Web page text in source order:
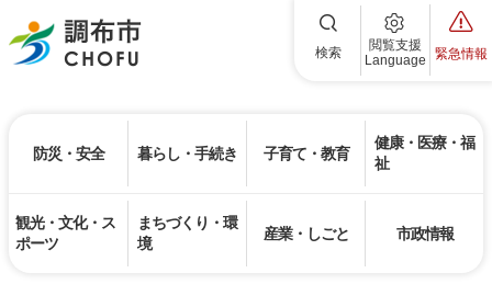
調布市 検索
閲覧支援
Language
緊急情報
防災・安全 暮らし・手続き 子育て・教育
健康・医療・福
祉
観光・文化・ス
ポーツ
まちづくり・環
境
産業・しごと 市政情報